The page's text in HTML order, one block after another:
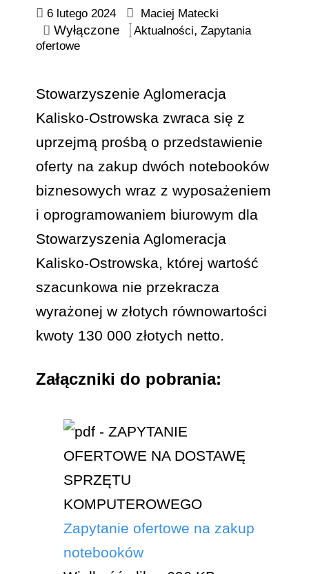
6 lutego 2024 Maciej Matecki
Wyłączone Aktualności,Zapytania
ofertowe
Stowarzyszenie Aglomeracja
Kalisko-Ostrowska zwraca się z
uprzejmą prośbą o przedstawienie
oferty na zakup dwóch notebooków
biznesowych wraz z wyposażeniem
i oprogramowaniem biurowym dla
Stowarzyszenia Aglomeracja
Kalisko-Ostrowska, której wartość
szacunkowa nie przekracza
wyrażonej w złotych równowartości
kwoty 130 000 złotych netto.
Załączniki do pobrania:
Zapytanie ofertowe na zakup
notebooków